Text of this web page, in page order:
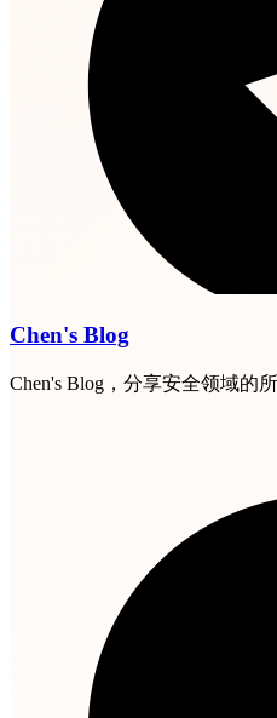
Chen's Blog
Chen's Blog，分享安全领域的